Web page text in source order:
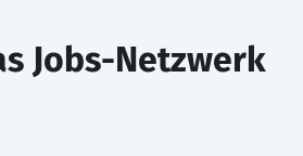
Jobs-Netzwerk